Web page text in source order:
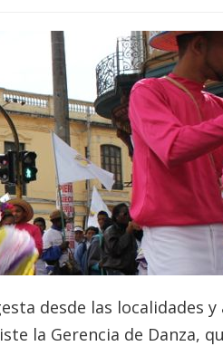
desde las localidades y
la Gerencia de Danza,